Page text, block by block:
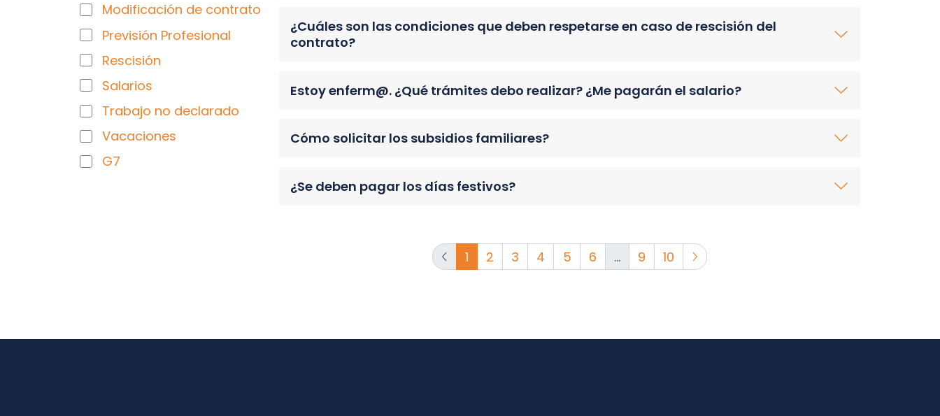
Modificación de contrato
Previsión Profesional
Rescisión
Salarios
Trabajo no declarado
Vacaciones
G7
¿Cuáles son las condiciones que deben respetarse en caso de rescisión del
contrato?
Estoy enferm@. ¿Qué trámites debo realizar? ¿Me pagarán el salario?
Cómo solicitar los subsidios familiares?
¿Se deben pagar los días festivos?
1 2 3 4 5 6 ... 9 10